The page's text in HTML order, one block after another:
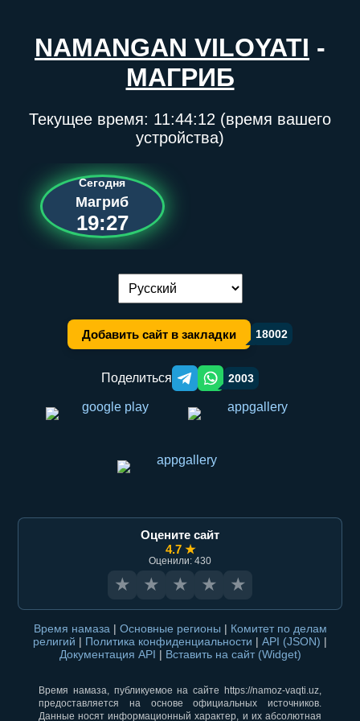
NAMANGAN VILOYATI -
МАГРИБ
Текущее время: 11:44:12 (время вашего
устройства)
Сегодня
Магриб
19:27
Переключение языка:
Добавить сайт в закладки 18002
Поделиться Telegram orqali ulashish
WhatsApp orqali ulashish
2003
Оцените сайт
4.7 ★
Оценили: 430
★ ★ ★ ★ ★
Время намаза | Основные регионы | Комитет по делам
религий | Политика конфиденциальности | API (JSON) |
Документация API | Вставить на сайт (Widget)
Время намаза, публикуемое на сайте https://namoz-vaqti.uz,
предоставляется на основе официальных источников.
Данные носят информационный характер, и их абсолютная